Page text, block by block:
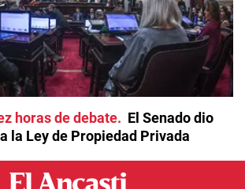
horas de debate
El Senado dio
la Ley de Propiedad Privada